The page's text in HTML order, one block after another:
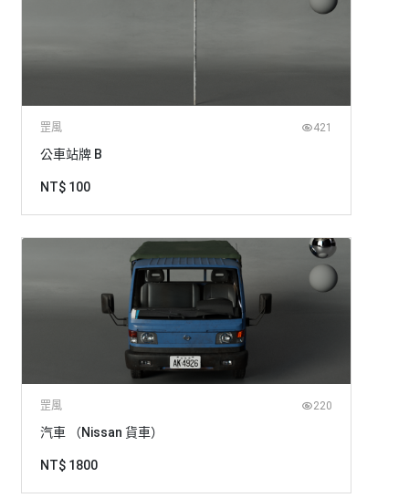
罡風 421
公車站牌 B
NT$ 100
罡風 220
汽車 （Nissan 貨車）
NT$ 1800